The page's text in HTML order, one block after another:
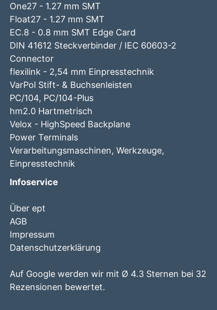
One27 - 1.27 mm SMT
Float27 - 1.27 mm SMT
EC.8 - 0.8 mm SMT Edge Card
DIN 41612 Steckverbinder / IEC 60603-2
Connector
flexilink - 2,54 mm Einpresstechnik
VarPol Stift- & Buchsenleisten
PC/104, PC/104-Plus
hm2.0 Hartmetrisch
Velox - HighSpeed Backplane
Power Terminals
Verarbeitungsmaschinen, Werkzeuge,
Einpresstechnik
Infoservice
Über ept
AGB
Impressum
Datenschutzerklärung
Auf Google werden wir mit Ø 4.3 Sternen bei 32
Rezensionen bewertet.